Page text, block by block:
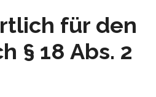
für den
§ 18 Abs. 2